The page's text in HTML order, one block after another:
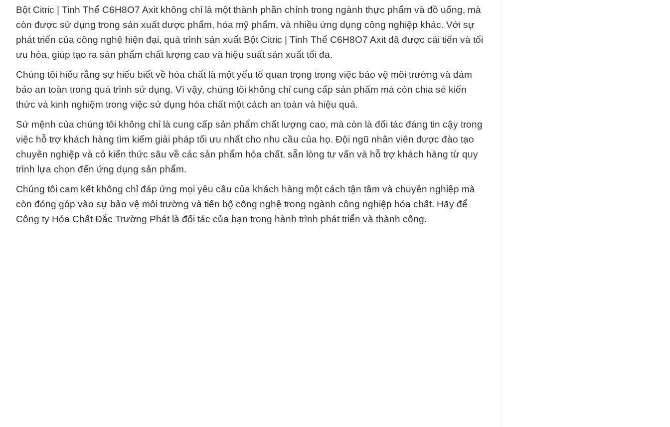
Bột Citric | Tinh Thể C6H8O7 Axit không chỉ là một thành phần chính trong ngành thực phẩm và đồ uống, mà
còn được sử dụng trong sản xuất dược phẩm, hóa mỹ phẩm, và nhiều ứng dụng công nghiệp khác. Với sự
phát triển của công nghệ hiện đại, quá trình sản xuất Bột Citric | Tinh Thể C6H8O7 Axit đã được cải tiến và tối
ưu hóa, giúp tạo ra sản phẩm chất lượng cao và hiệu suất sản xuất tối đa.
Chúng tôi hiểu rằng sự hiểu biết về hóa chất là một yếu tố quan trọng trong việc bảo vệ môi trường và đảm
bảo an toàn trong quá trình sử dụng. Vì vậy, chúng tôi không chỉ cung cấp sản phẩm mà còn chia sẻ kiến
thức và kinh nghiệm trong việc sử dụng hóa chất một cách an toàn và hiệu quả.
Sứ mệnh của chúng tôi không chỉ là cung cấp sản phẩm chất lượng cao, mà còn là đối tác đáng tin cậy trong
việc hỗ trợ khách hàng tìm kiếm giải pháp tối ưu nhất cho nhu cầu của họ. Đội ngũ nhân viên được đào tạo
chuyên nghiệp và có kiến thức sâu về các sản phẩm hóa chất, sẵn lòng tư vấn và hỗ trợ khách hàng từ quy
trình lựa chọn đến ứng dụng sản phẩm.
Chúng tôi cam kết không chỉ đáp ứng mọi yêu cầu của khách hàng một cách tận tâm và chuyên nghiệp mà
còn đóng góp vào sự bảo vệ môi trường và tiến bộ công nghệ trong ngành công nghiệp hóa chất. Hãy để
Công ty Hóa Chất Đắc Trường Phát là đối tác của bạn trong hành trình phát triển và thành công.